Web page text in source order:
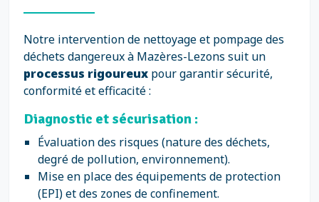
Notre intervention de nettoyage et pompage des
déchets dangereux à Mazères-Lezons suit un
processus rigoureux pour garantir sécurité,
conformité et efficacité :
Diagnostic et sécurisation :
Évaluation des risques (nature des déchets,
degré de pollution, environnement).
Mise en place des équipements de protection
(EPI) et des zones de confinement.